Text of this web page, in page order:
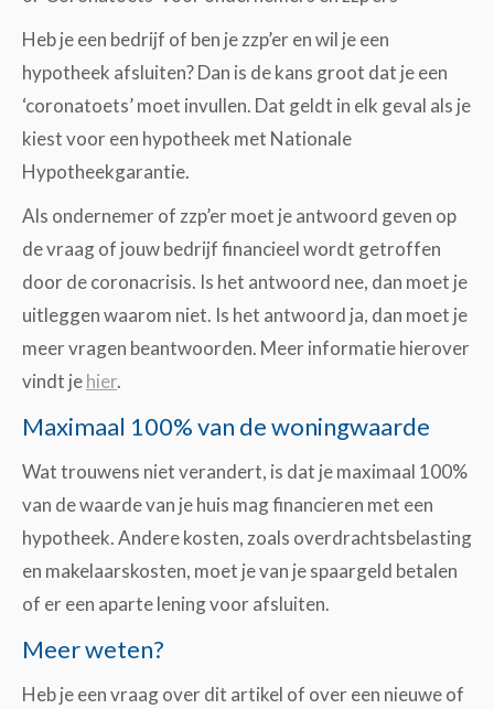
Heb je een bedrijf of ben je zzp’er en wil je een
hypotheek afsluiten? Dan is de kans groot dat je een
‘coronatoets’ moet invullen. Dat geldt in elk geval als je
kiest voor een hypotheek met Nationale
Hypotheekgarantie.
Als ondernemer of zzp’er moet je antwoord geven op
de vraag of jouw bedrijf financieel wordt getroffen
door de coronacrisis. Is het antwoord nee, dan moet je
uitleggen waarom niet. Is het antwoord ja, dan moet je
meer vragen beantwoorden. Meer informatie hierover
vindt jehier.
Maximaal 100% van de woningwaarde
Wat trouwens niet verandert, is dat je maximaal 100%
van de waarde van je huis mag financieren met een
hypotheek. Andere kosten, zoals overdrachtsbelasting
en makelaarskosten, moet je van je spaargeld betalen
of er een aparte lening voor afsluiten.
Meer weten?
Heb je een vraag over dit artikel of over een nieuwe of